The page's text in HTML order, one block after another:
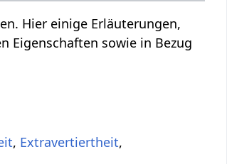
Hier einige Erläuterungen,
Eigenschaften sowie in Bezug
, Extravertiertheit,